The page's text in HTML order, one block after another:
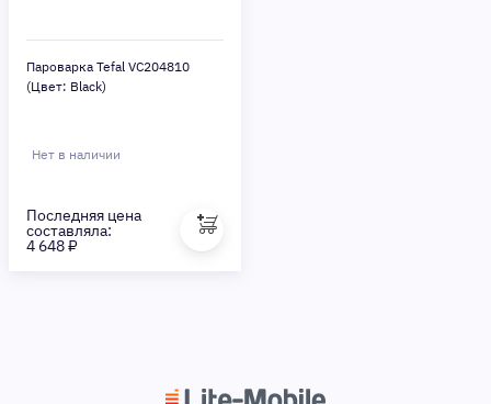
Пароварка Tefal VC204810
(Цвет: Black)
Нет в наличии
Последняя цена
составляла:
4 648 ₽